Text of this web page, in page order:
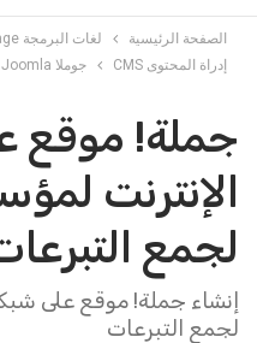
الصفحة الرئيسية
لغات البرمجة Programming language
إدراة المحتوى CMS
جوملا Joomla
جملة! موقع
الإنترنت
لجمع
إنشاء جملة! موقع على
لجمع التبرعات